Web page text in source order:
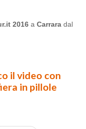
2016 a Carrara dal
il video con
in pillole